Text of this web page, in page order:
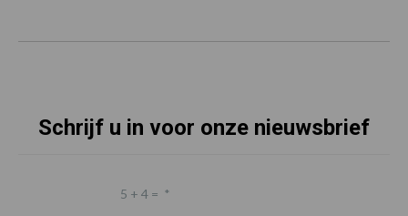
Schrijf u in voor onze nieuwsbrief
5 + 4 = *